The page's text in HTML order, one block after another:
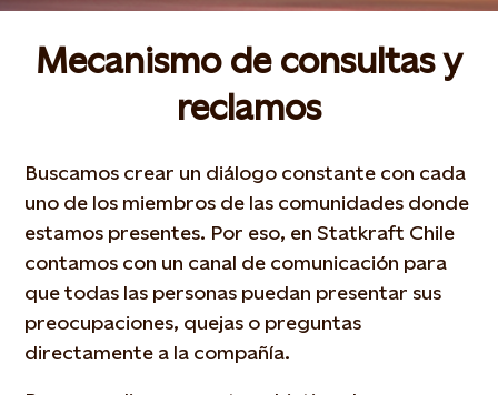
Mecanismo de consultas y
reclamos
Buscamos crear un diálogo constante con cada
uno de los miembros de las comunidades donde
estamos presentes. Por eso, en Statkraft Chile
contamos con un canal de comunicación para
que todas las personas puedan presentar sus
preocupaciones, quejas o preguntas
directamente a la compañía.